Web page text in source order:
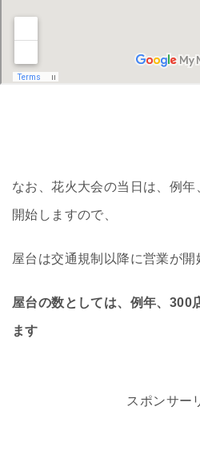
なお、花火大会の当日は、例
開始しますので、
屋台は交通規制以降に営業が開
屋台の数としては、例年、300
ます
スポンサー